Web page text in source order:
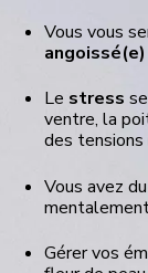
Vous vous
angoissé(e)
Le stress
ventre, la
des tensions
Vous avez
Gérer vos